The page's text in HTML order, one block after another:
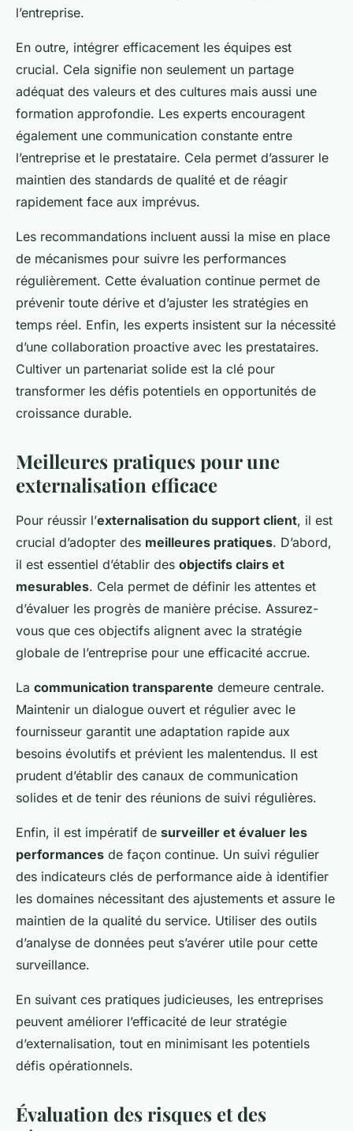
l’entreprise.
En outre, intégrer efficacement les équipes est
crucial. Cela signifie non seulement un partage
adéquat des valeurs et des cultures mais aussi une
formation approfondie. Les experts encouragent
également une communication constante entre
l’entreprise et le prestataire. Cela permet d’assurer le
maintien des standards de qualité et de réagir
rapidement face aux imprévus.
Les recommandations incluent aussi la mise en place
de mécanismes pour suivre les performances
régulièrement. Cette évaluation continue permet de
prévenir toute dérive et d’ajuster les stratégies en
temps réel. Enfin, les experts insistent sur la nécessité
d’une collaboration proactive avec les prestataires.
Cultiver un partenariat solide est la clé pour
transformer les défis potentiels en opportunités de
croissance durable.
Meilleures pratiques pour une
externalisation efficace
Pour réussir l’externalisation du support client, il est
crucial d’adopter des meilleures pratiques. D’abord,
il est essentiel d’établir des objectifs clairs et
mesurables. Cela permet de définir les attentes et
d’évaluer les progrès de manière précise. Assurez-
vous que ces objectifs alignent avec la stratégie
globale de l’entreprise pour une efficacité accrue.
La communication transparente demeure centrale.
Maintenir un dialogue ouvert et régulier avec le
fournisseur garantit une adaptation rapide aux
besoins évolutifs et prévient les malentendus. Il est
prudent d’établir des canaux de communication
solides et de tenir des réunions de suivi régulières.
Enfin, il est impératif de surveiller et évaluer les
performances de façon continue. Un suivi régulier
des indicateurs clés de performance aide à identifier
les domaines nécessitant des ajustements et assure le
maintien de la qualité du service. Utiliser des outils
d’analyse de données peut s’avérer utile pour cette
surveillance.
En suivant ces pratiques judicieuses, les entreprises
peuvent améliorer l’efficacité de leur stratégie
d’externalisation, tout en minimisant les potentiels
défis opérationnels.
Évaluation des risques et des